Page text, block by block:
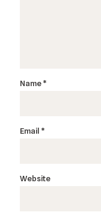
Name*
Email *
Website